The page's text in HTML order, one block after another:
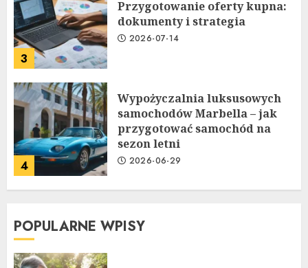
3
Przygotowanie oferty kupna:
dokumenty i strategia
2026-07-14
4
Wypożyczalnia luksusowych
samochodów Marbella – jak
przygotować samochód na
sezon letni
2026-06-29
POPULARNE WPISY